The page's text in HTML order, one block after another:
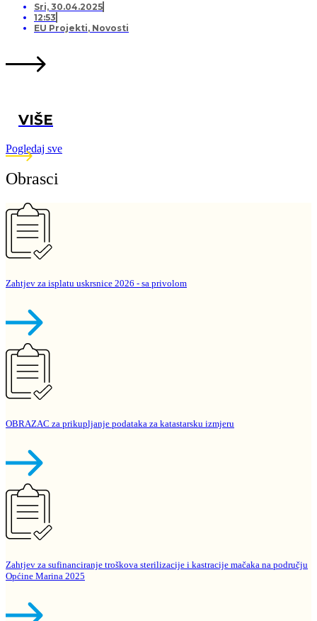
Sri, 30.04.2025
12:53
EU Projekti, Novosti
VIŠE
Pogledaj sve
Obrasci
Zahtjev za isplatu uskrsnice 2026 - sa privolom
OBRAZAC za prikupljanje podataka za katastarsku izmjeru
Zahtjev za sufinanciranje troškova sterilizacije i kastracije mačaka na području
Općine Marina 2025